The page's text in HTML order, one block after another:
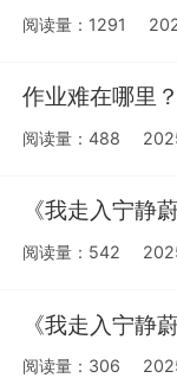
阅读量：1291
作业难在哪里
阅读量：488
《我走入宁静
阅读量：542
《我走入宁静
阅读量：306